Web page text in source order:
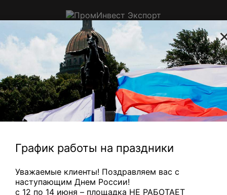
ПромИнвестЭкспорт
Приём цветного, электронного и
ювелирного лома в Санкт-
Петербурге
Радиаторы с медной трубкой— 310 ₽/кг Медный микс
Главная
Электронный
Аккумуляторы
Сдать
СЦД-70Б
График работы на праздники
Уважаемые клиенты! Поздравляем вас с
наступающим Днем России!
с 12 по 14 июня – площадка НЕ РАБОТАЕТ